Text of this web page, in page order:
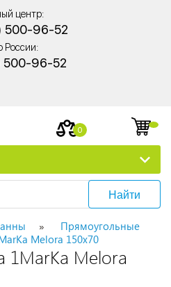
центр:
500-96-52
России:
500-96-52
0
Найти
Прямоугольные
Melora 150x70
1MarKa Melora